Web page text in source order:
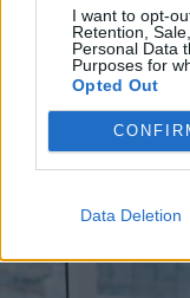
I want to opt-
Retention,
Personal Data
Purposes for
Opted Out
Data Deletion